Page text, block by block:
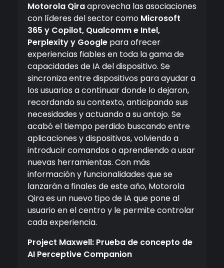
Motorola Qiraaprovecha las asociaciones
con líderes del sector como Microsoft
365 y Copilot, Qualcomm e Intel,
Perplexity y Google para ofrecer
experiencias fiables en toda la gama de
capacidades de IA del dispositivo. Se
sincroniza entre dispositivos para ayudar a
los usuarios a continuar donde lo dejaron,
recordando su contexto, anticipando sus
necesidades y actuando a su antojo. Se
acabó el tiempo perdido buscando entre
aplicaciones y dispositivos, volviendo a
introducir comandos o aprendiendo a usar
nuevas herramientas. Con más
información y funcionalidades que se
lanzarán a finales de este año, Motorola
Qira es un nuevo tipo de IA que pone al
usuario en el centro y le permite controlar
cada experiencia.
Project Maxwell: Prueba de concepto de
AI Perceptive Companion